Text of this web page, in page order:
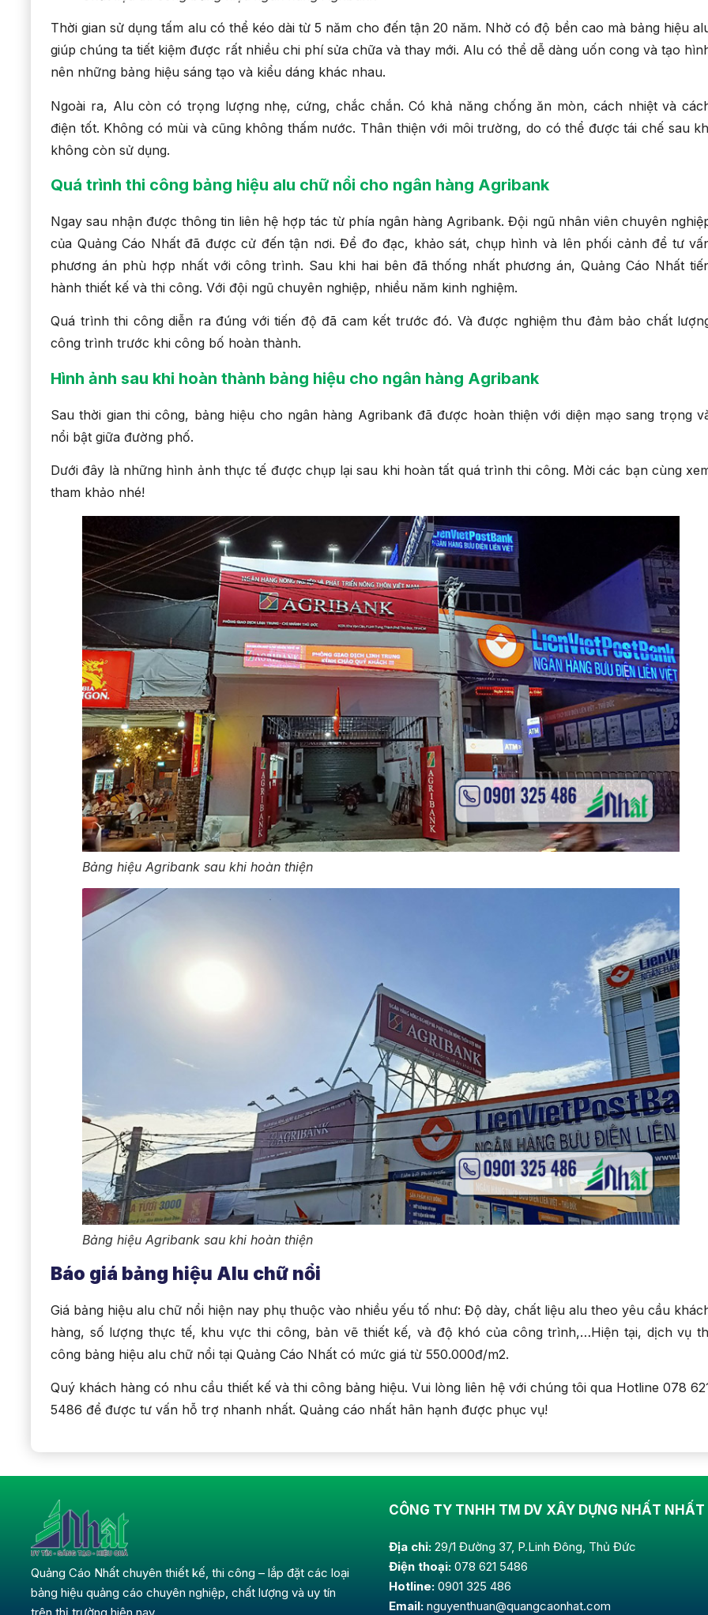
Thời gian sử dụng tấm alu có thể kéo dài từ 5 năm cho đến tận 20 năm. Nhờ có độ bền cao mà bảng hiệu
giúp chúng ta tiết kiệm được rất nhiều chi phí sửa chữa và thay mới. Alu có thể dễ dàng uốn cong và tạo
nên những bảng hiệu sáng tạo và kiểu dáng khác nhau.
Ngoài ra, Alu còn có trọng lượng nhẹ, cứng, chắc chắn. Có khả năng chống ăn mòn, cách nhiệt và
điện tốt. Không có mùi và cũng không thấm nước. Thân thiện với môi trường, do có thể được tái chế sau
không còn sử dụng.
Quá trình thi công bảng hiệu alu chữ nổi cho ngân hàng Agribank
Ngay sau nhận được thông tin liên hệ hợp tác từ phía ngân hàng Agribank. Đội ngũ nhân viên chuyên
của Quảng Cáo Nhất đã được cử đến tận nơi. Để đo đạc, khảo sát, chụp hình và lên phối cảnh để tư
phương án phù hợp nhất với công trình. Sau khi hai bên đã thống nhất phương án, Quảng Cáo Nhất
hành thiết kế và thi công. Với đội ngũ chuyên nghiệp, nhiều năm kinh nghiệm.
Quá trình thi công diễn ra đúng với tiến độ đã cam kết trước đó. Và được nghiệm thu đảm bảo chất
công trình trước khi công bố hoàn thành.
Hình ảnh sau khi hoàn thành bảng hiệu cho ngân hàng Agribank
Sau thời gian thi công, bảng hiệu cho ngân hàng Agribank đã được hoàn thiện với diện mạo sang trọng
nổi bật giữa đường phố.
Dưới đây là những hình ảnh thực tế được chụp lại sau khi hoàn tất quá trình thi công. Mời các bạn cùng
tham khảo nhé!
Bảng hiệu Agribank sau khi hoàn thiện
Bảng hiệu Agribank sau khi hoàn thiện
Báo giá bảng hiệu Alu chữ nổi
Giá bảng hiệu alu chữ nổi hiện nay phụ thuộc vào nhiều yếu tố như: Độ dày, chất liệu alu theo yêu cầu
hàng, số lượng thực tế, khu vực thi công, bản vẽ thiết kế, và độ khó của công trình,…Hiện tại, dịch vụ
công bảng hiệu alu chữ nổi tại Quảng Cáo Nhất có mức giá từ 550.000đ/m2.
Quý khách hàng có nhu cầu thiết kế và thi công bảng hiệu. Vui lòng liên hệ với chúng tôi qua Hotline 078
5486 để được tư vấn hỗ trợ nhanh nhất. Quảng cáo nhất hân hạnh được phục vụ!
Quảng Cáo Nhất chuyên thiết kế, thi công – lắp đặt các loại
bảng hiệu quảng cáo chuyên nghiệp, chất lượng và uy tín
CÔNG TY TNHH TM DV XÂY DỰNG NHẤT NHẤT
Địa chỉ: 29/1 Đường 37, P.Linh Đông, Thủ Đức
Điện thoại: 078 621 5486
Hotline: 0901 325 486
Email: nguyenthuan@quangcaonhat.com